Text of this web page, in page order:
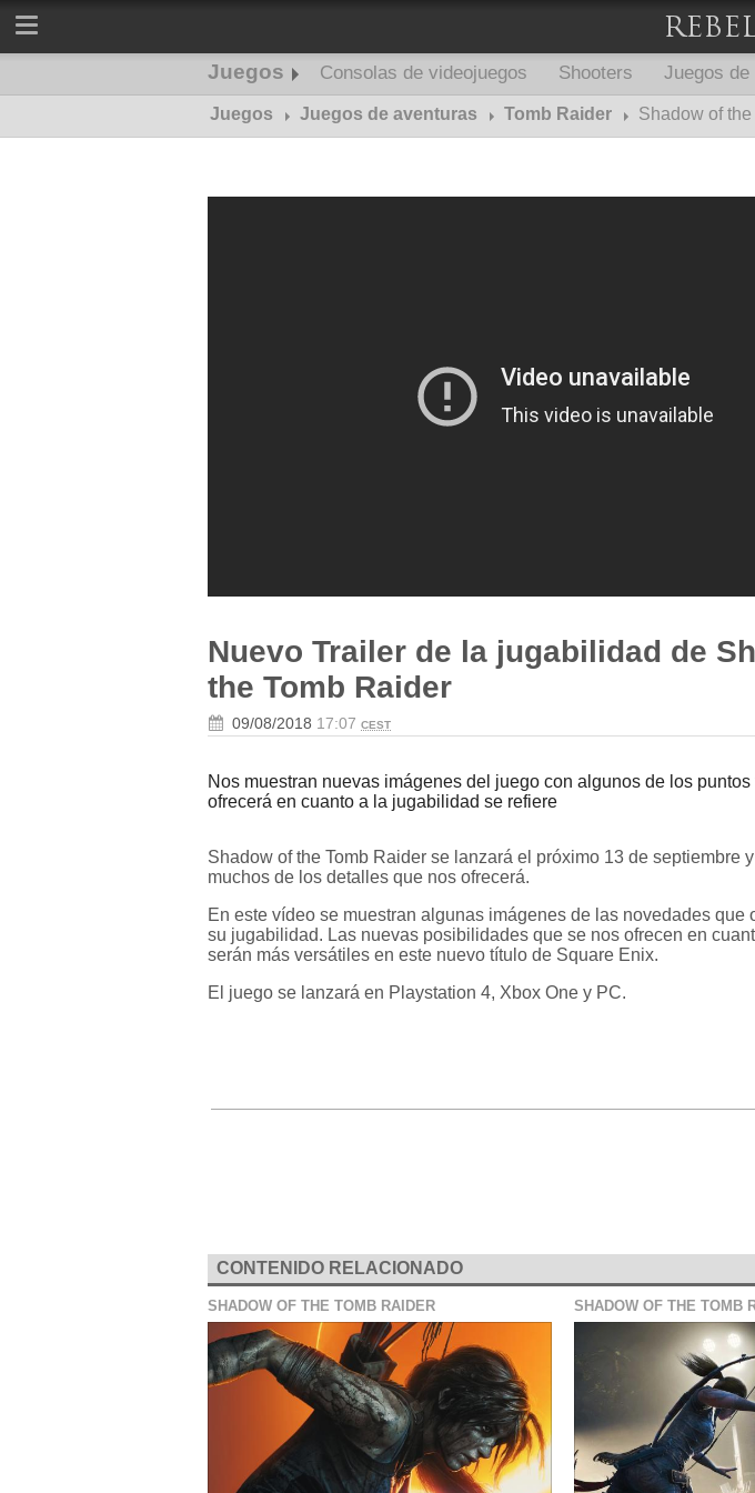
Juegos Consolas de videojuegos Shooters Juegos de
Juegos Juegos de aventuras Tomb Raider Shadow of
Nuevo Trailer de la jugabilidad de
the Tomb Raider
09/08/2018 17:07 CEST
Nos muestran nuevas imágenes del juego con algunos de los
ofrecerá en cuanto a la jugabilidad se refiere
Shadow of the Tomb Raider se lanzará el próximo 13 de septiembre
muchos de los detalles que nos ofrecerá.
En este vídeo se muestran algunas imágenes de las novedades que
su jugabilidad. Las nuevas posibilidades que se nos ofrecen en
serán más versátiles en este nuevo título de Square Enix.
El juego se lanzará en Playstation 4, Xbox One y PC.
CONTENIDO RELACIONADO
SHADOW OF THE TOMB RAIDER SHADOW OF THE TOMB